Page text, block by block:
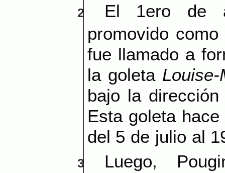
2
El 1ero de
promovido
fue llamado a
la goleta Louise-
bajo la
Esta goleta
del 5 de julio al
3
Luego,